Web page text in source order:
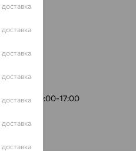
Сб 10:00-17:00
доставка
доставка
доставка
доставка
доставка
доставка
доставка